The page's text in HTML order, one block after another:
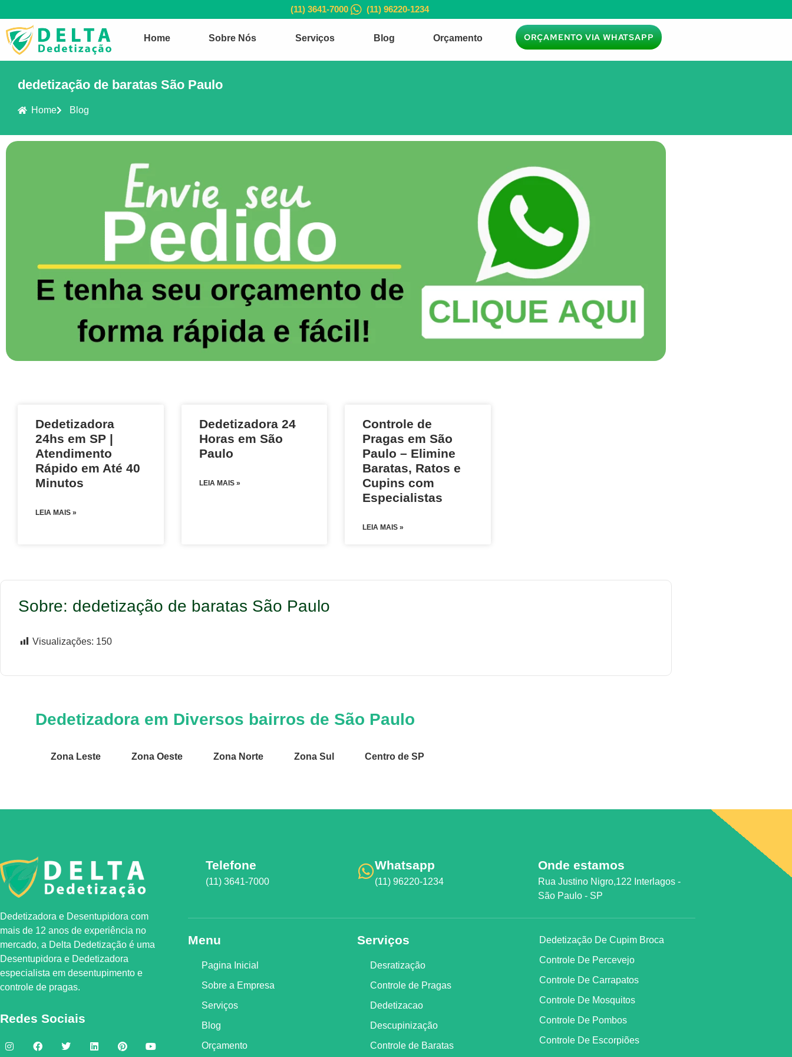
(11) 3641-7000 (11) 96220-1234
Home Sobre Nós Serviços Blog Orçamento ORÇAMENTO VIA WHATSAPP
dedetização de baratas São Paulo
Home Blog
Dedetizadora
24hs em SP |
Atendimento
Rápido em Até 40
Minutos
LEIA MAIS »
Dedetizadora 24
Horas em São
Paulo
LEIA MAIS »
Controle de
Pragas em São
Paulo – Elimine
Baratas, Ratos e
Cupins com
Especialistas
LEIA MAIS »
Sobre: dedetização de baratas São Paulo
Visualizações: 150
Dedetizadora em Diversos bairros de São Paulo
Zona Leste Zona Oeste Zona Norte Zona Sul Centro de SP
Dedetizadora e Desentupidora com
mais de 12 anos de experiência no
mercado, a Delta Dedetização é uma
Desentupidora e Dedetizadora
especialista em desentupimento e
controle de pragas.
Redes Sociais
Telefone
(11) 3641-7000
Whatsapp
(11) 96220-1234
Onde estamos
Rua Justino Nigro,122 Interlagos -
São Paulo - SP
Menu
Pagina Inicial
Sobre a Empresa
Serviços
Blog
Orçamento
Serviços
Desratização
Controle de Pragas
Dedetizacao
Descupinização
Controle de Baratas
Dedetização De Cupim Broca
Controle De Percevejo
Controle De Carrapatos
Controle De Mosquitos
Controle De Pombos
Controle De Escorpiões